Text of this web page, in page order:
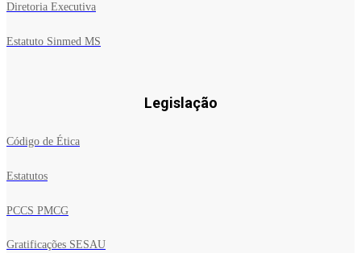
Diretoria Executiva
Estatuto Sinmed MS
Legislação
Código de Ética
Estatutos
PCCS PMCG
Gratificações SESAU